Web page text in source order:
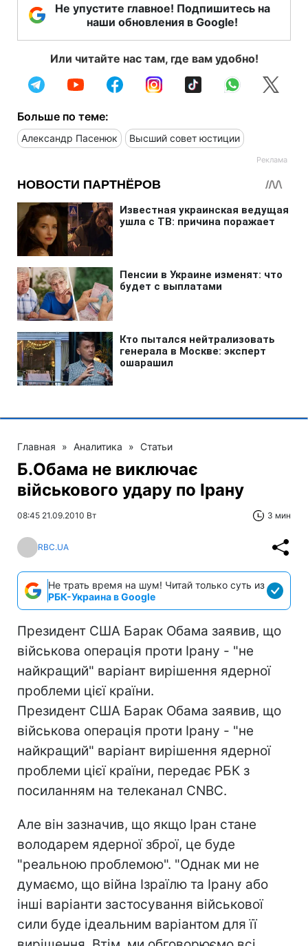
Не упустите главное! Подпишитесь на
наши обновления в Google!
Или читайте нас там, где вам удобно!
Больше по теме:
Александр Пасенюк Высший совет юстиции
Главная » Аналитика » Статьи
Б.Обама не виключає
військового удару по Ірану
08:45 21.09.2010 Вт 3 мин
RBC.UA
Не трать время на шум! Читай только суть из
РБК-Украина в Google
Президент США Барак Обама заявив, що
військова операція проти Ірану - "не
найкращий" варіант вирішення ядерної
проблеми цієї країни.
Президент США Барак Обама заявив, що
військова операція проти Ірану - "не
найкращий" варіант вирішення ядерної
проблеми цієї країни, передає РБК з
посиланням на телеканал СNBC.
Але він зазначив, що якщо Іран стане
володарем ядерної зброї, це буде
"реальною проблемою". "Однак ми не
думаємо, що війна Ізраїлю та Ірану або
інші варіанти застосування військової
сили буде ідеальним варіантом для її